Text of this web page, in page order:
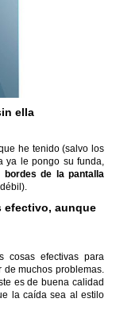
ella
he tenido (salvo los
ya le pongo su funda,
de la pantalla
efectivo, aunque
cosas efectivas para
muchos problemas.
es de buena calidad
la caída sea al estilo